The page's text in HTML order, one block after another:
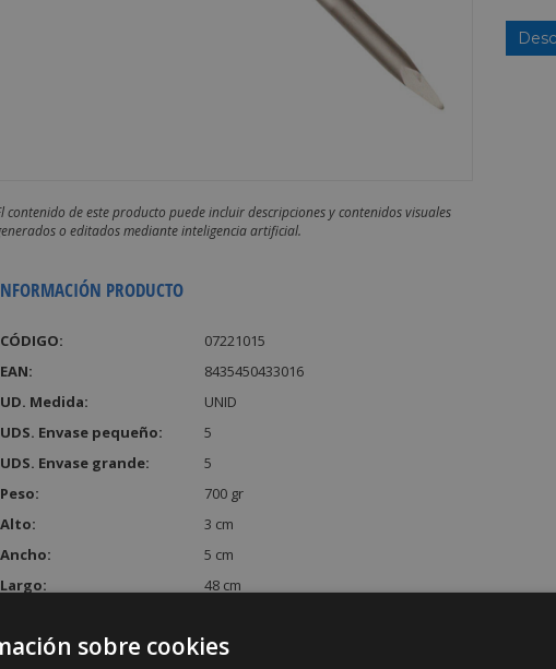
contenido de este producto puede incluir descripciones y contenidos visuales
o editados mediante inteligencia artificial.
PRODUCTO
CÓDIGO:
07221015
EAN:
8435450433016
UD. Medida:
UNID
UDS. Envase pequeño:
5
UDS. Envase grande:
5
Peso:
700 gr
Alto:
3 cm
Ancho:
5 cm
Largo:
48 cm
sobre cookies